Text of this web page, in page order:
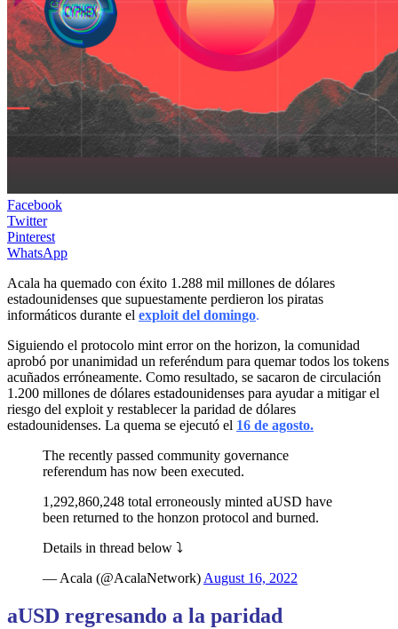
Facebook
Twitter
Pinterest
WhatsApp
Acala ha quemado con éxito 1.288 mil millones de dólares
estadounidenses que supuestamente perdieron los piratas
informáticos durante el exploit del domingo.
Siguiendo el protocolo mint error on the horizon, la comunidad
aprobó por unanimidad un referéndum para quemar todos los tokens
acuñados erróneamente. Como resultado, se sacaron de circulación
1.200 millones de dólares estadounidenses para ayudar a mitigar el
riesgo del exploit y restablecer la paridad de dólares
estadounidenses. La quema se ejecutó el 16 de agosto.
The recently passed community governance
referendum has now been executed.
1,292,860,248 total erroneously minted aUSD have
been returned to the honzon protocol and burned.
Details in thread below ⤵
— Acala (@AcalaNetwork) August 16, 2022
aUSD regresando a la paridad